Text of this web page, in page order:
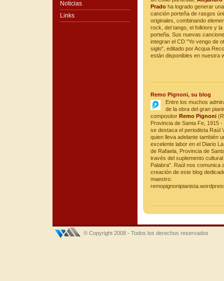
Noticias
Links
Pradoha logrado generar una
canción porteña de rasgos
originales, combinando
rock, del tango, el folklore y la
porteña. Sus nuevas
integran el CD "Yo vengo de
siglo", editado por Acqua
están disponibles en nuestra
Remo Pignoni, su blog
Entre los muchos
de la obra del gran
compositor Remo Pignoni
Provincia de Santa Fe, 1915 -
se destaca el periodista Raúl
quien lleva adelante también
excelente labor en el Diario
de Rafaela, Provincia de
través del suplemento cultural
Palabra". Raúl nos comunica
creación de este blog
maestro:
© Copyright 2008 - Todos los derechos reservados